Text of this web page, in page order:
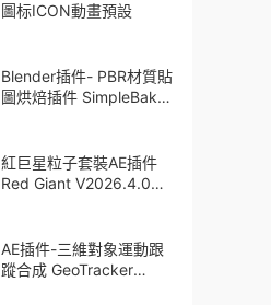
圖标ICON動畫預設
Blender插件- PBR材質貼
圖烘焙插件 SimpleBake
紅巨星粒子套裝AE插件
Red Giant V2026.4.0
Bullet + VFX Suit
AE插件-三維對象運動跟
蹤合成 GeoTracker